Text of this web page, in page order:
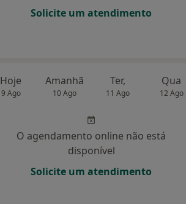
Solicite um atendimento
Hoje
9 Ago
Amanhã
10 Ago
Ter,
11 Ago
Qua
12 Ago
O agendamento online não está
disponível
Solicite um atendimento